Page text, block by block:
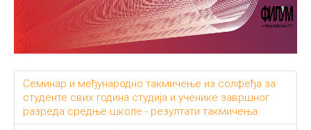
Семинар и међународно такмичење из солфеђа за
студенте свих година студија и ученике завршног
разреда средње школе - резултати такмичења